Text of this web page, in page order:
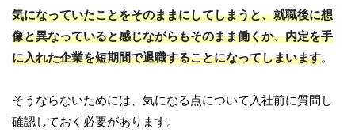
気になっていたことをそのままにしてしまうと、就職後に想
像と異なっていると感じながらもそのまま働くか、内定を手
に入れた企業を短期間で退職することになってしまいます。
そうならないためには、気になる点について入社前に質問し
確認しておく必要があります。